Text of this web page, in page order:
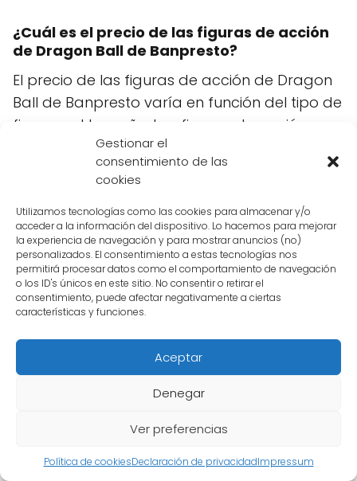
Gestionar el
consentimiento de las
cookies
Utilizamos tecnologías como las cookies para almacenar y/o
acceder a la información del dispositivo. Lo hacemos para mejorar
la experiencia de navegación y para mostrar anuncios (no)
personalizados. El consentimiento a estas tecnologías nos
permitirá procesar datos como el comportamiento de navegación
o los ID's únicos en este sitio. No consentir o retirar el
consentimiento, puede afectar negativamente a ciertas
características y funciones.
Aceptar
Denegar
Ver preferencias
Política de cookiesDeclaración de privacidadImpressum
¿Cuál es el precio de las figuras de acción
de Dragon Ball de Banpresto?
El precio de las figuras de acción de Dragon
Ball de Banpresto varía en función del tipo de
figura y el tamaño. Las figuras de acción
básicas suelen costar entre 20 y 30 euros,
mientras que las figuras de acción
euros.
¿Qué calidad tienen las figuras de acción
de Dragon Ball de Banpresto?
Las figuras de acción de Dragon Ball de
PVC de alta calidad. Tienen un nivel de detalle
moderado y un rango de movimiento
¿Dónde puedo comprar figuras de acción
de Dragon Ball de Banpresto?